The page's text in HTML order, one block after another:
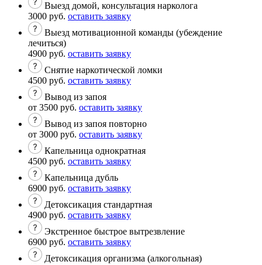
Выезд домой, консультация нарколога
3000 руб. оставить заявку
Выезд мотивационной команды (убеждение
лечиться)
4900 руб. оставить заявку
Снятие наркотической ломки
4500 руб. оставить заявку
Вывод из запоя
от 3500 руб. оставить заявку
Вывод из запоя повторно
от 3000 руб. оставить заявку
Капельница однократная
4500 руб. оставить заявку
Капельница дубль
6900 руб. оставить заявку
Детоксикация стандартная
4900 руб. оставить заявку
Экстренное быстрое вытрезвление
6900 руб. оставить заявку
Детоксикация организма (алкогольная)